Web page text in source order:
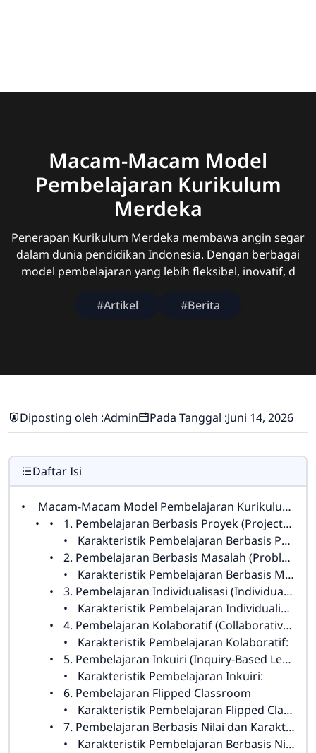
Macam-Macam Model
Pembelajaran Kurikulum
Merdeka
Penerapan Kurikulum Merdeka membawa angin segar
dalam dunia pendidikan Indonesia. Dengan berbagai
model pembelajaran yang lebih fleksibel, inovatif, d
#Artikel #Berita
Diposting oleh :Admin Pada Tanggal :Juni 14, 2026
Daftar Isi
Macam-Macam Model Pembelajaran Kurikulum Merdeka: Menyongsong Pendidikan yang Lebih Inklusif dan Berdiferensiasi di Indonesia
1. Pembelajaran Berbasis Proyek (Project-Based Learning)
Karakteristik Pembelajaran Berbasis Proyek:
2. Pembelajaran Berbasis Masalah (Problem-Based Learning)
Karakteristik Pembelajaran Berbasis Masalah:
3. Pembelajaran Individualisasi (Individualized Learning)
Karakteristik Pembelajaran Individualisasi:
4. Pembelajaran Kolaboratif (Collaborative Learning)
Karakteristik Pembelajaran Kolaboratif:
5. Pembelajaran Inkuiri (Inquiry-Based Learning)
Karakteristik Pembelajaran Inkuiri:
6. Pembelajaran Flipped Classroom
Karakteristik Pembelajaran Flipped Classroom:
7. Pembelajaran Berbasis Nilai dan Karakter (Character-Based Learning)
Karakteristik Pembelajaran Berbasis Nilai dan Karakter: